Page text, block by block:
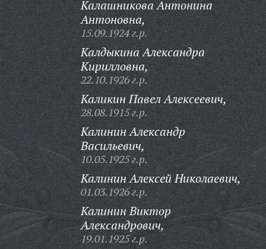
Калашникова Антонина
Антоновна,
15.09.1924 г.р.
Калдыкина Александра
Кирилловна,
22.10.1926 г.р.
Каликин Павел Алексеевич,
28.08.1915 г.р.
Калинин Александр
Васильевич,
10.05.1925 г.р.
Калинин Алексей Николаевич,
01.03.1926 г.р.
Калинин Виктор
Александрович,
19.01.1925 г.р.